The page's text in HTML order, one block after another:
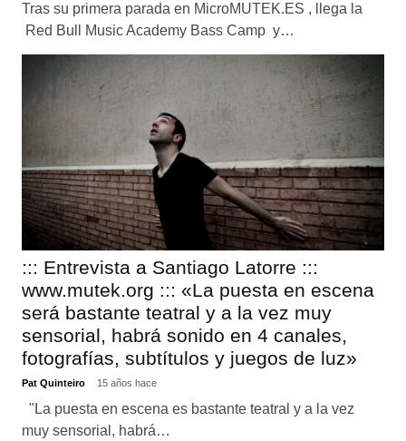
Tras su primera parada en MicroMUTEK.ES , llega la
Red Bull Music Academy Bass Camp y…
::: Entrevista a Santiago Latorre :::
www.mutek.org ::: «La puesta en escena
será bastante teatral y a la vez muy
sensorial, habrá sonido en 4 canales,
fotografías, subtítulos y juegos de luz»
Pat Quinteiro 15 años hace
"La puesta en escena es bastante teatral y a la vez
muy sensorial, habrá…